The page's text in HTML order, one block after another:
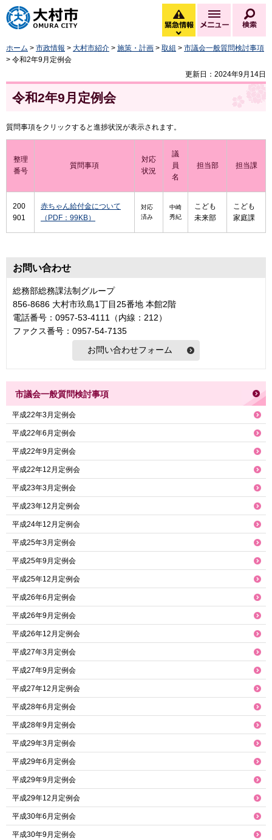
大村市
緊急情報
緊急情報を開く
メニュー
ホーム > 市政情報 > 大村市紹介 > 施策・計画 > 取組 > 市議会一般質問検討事項
> 令和2年9月定例会
更新日：2024年9月14日
令和2年9月定例会
質問事項をクリックすると進捗状況が表示されます。
整理
番号
質問事項
対応
状況
議
員
名
担当部 担当課
200
901
赤ちゃん給付金について
（PDF：99KB）
対応
済み
中崎
秀紀
こども
未来部
こども
家庭課
お問い合わせ
総務部総務課法制グループ
856-8686 大村市玖島1丁目25番地 本館2階
電話番号：0957-53-4111（内線：212）
ファクス番号：0957-54-7135
市議会一般質問検討事項
平成22年3月定例会
平成22年6月定例会
平成22年9月定例会
平成22年12月定例会
平成23年3月定例会
平成23年12月定例会
平成24年12月定例会
平成25年3月定例会
平成25年9月定例会
平成25年12月定例会
平成26年6月定例会
平成26年9月定例会
平成26年12月定例会
平成27年3月定例会
平成27年9月定例会
平成27年12月定例会
平成28年6月定例会
平成28年9月定例会
平成29年3月定例会
平成29年6月定例会
平成29年9月定例会
平成29年12月定例会
平成30年6月定例会
平成30年9月定例会